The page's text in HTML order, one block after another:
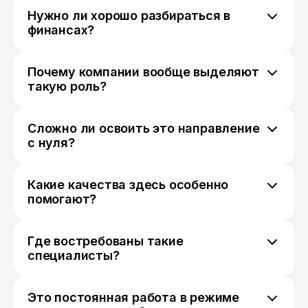
поэтому приходится одновременно
разбираться и в организации работы, и во
Нужно ли хорошо разбираться в
финансах?
Гораздо чаще приходится думать о сроках,
эффективности и распределении ресурсов.
Почему компании вообще выделяют
такую роль?
Кто-то должен видеть общую картину и
следить, чтобы разные отделы двигались в
Сложно ли освоить это направление
с нуля?
процессы, управлять проектами или
координировать команды, адаптироваться
Какие качества здесь особенно
помогают?
как они станут серьёзными, и спокойно
действовать в ситуациях, когда что-то идёт
Где востребованы такие
специалисты?
онлайн-сервисов. Везде, где есть процессы
Это постоянная работа в режиме